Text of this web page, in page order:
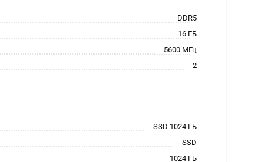
DDR5
16 ГБ
5600 МГц
2
SSD 1024 ГБ
SSD
1024 ГБ